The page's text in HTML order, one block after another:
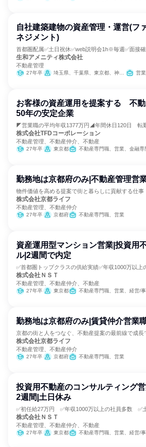
自社建築建物の資産管理・運営(フ
ネジメント)
首都圏配属✅土日祝休✅web説明会1h※毎週✅面接
生和アメニティ株式会社
不動産管理
27年卒 埼玉県、千葉県、東京都、神奈川県 営
お客様の資産運用を提案する 不
50年の安定企業
◤営業職の平均年収1377万円◢年間休日120日 転
株式会社TFDコーポレーション
不動産管理、不動産仲介、不動産
27年卒 東京都 不動産専門職、営業、金融専
勤務地は京都府のみ|不動産管理営
物件価値を高める提案で街と暮らしに貢献する仕事
株式会社京都ライフ
不動産管理、不動産仲介
27年卒 京都府 不動産専門職、営業
資産運用型マンション営業|投資用
ル|2週間で内定
✅首都圏トップクラスの供給実績✅年収1000万以上
株式会社ＮＳＴ
不動産管理、不動産仲介、不動産
27年卒 東京都 不動産専門職、営業、経営/
勤務地は京都府のみ|賃貸仲介営業
京都の街と人をつなぐ、不動産提案の最前線で成長
株式会社京都ライフ
不動産管理、不動産仲介
27年卒 京都府 不動産専門職、営業
投資用不動産のコンサルティング
2週間|土日休み
✅初任給27万円 ✅年収1000万以上の社員多数 ✅
株式会社ＮＳＴ
不動産管理、不動産仲介、不動産
27年卒 東京都 不動産専門職、営業、経営/